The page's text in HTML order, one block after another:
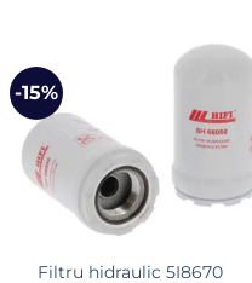
-15%
Filtru hidraulic 5I8670